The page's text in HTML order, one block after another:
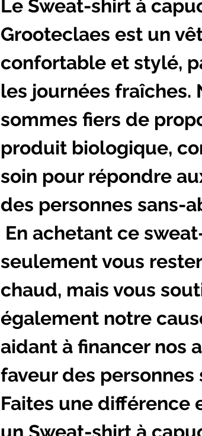
Le Sweat-shirt à
Grooteclaes est un
confortable et stylé,
les journées fraîches.
sommes fiers de
produit biologique,
soin pour répondre
des personnes sans-
En achetant ce
seulement vous
chaud, mais vous
également notre
aidant à financer nos
faveur des personnes
Faites une différence
un Sweat-shirt à